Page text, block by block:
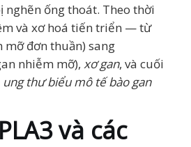
nghẽn ống thoát. Theo thời
và xơ hoá tiến triển — từ
đơn thuần) sang
nhiễm mỡ), xơ gan, và cuối
ung thư biểu mô tế bào gan
và các